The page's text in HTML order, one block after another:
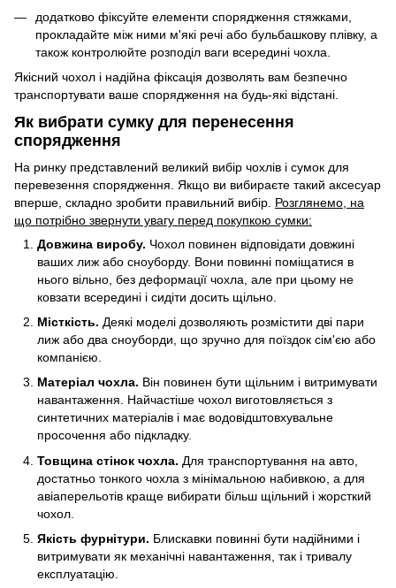
додатково фіксуйте елементи спорядження стяжками,
прокладайте між ними м'які речі або бульбашкову плівку, а
також контролюйте розподіл ваги всередині чохла.
Якісний чохол і надійна фіксація дозволять вам безпечно
транспортувати ваше спорядження на будь-які відстані.
Як вибрати сумку для перенесення
спорядження
На ринку представлений великий вибір чохлів і сумок для
перевезення спорядження. Якщо ви вибираєте такий аксесуар
вперше, складно зробити правильний вибір. Розглянемо, на
що потрібно звернути увагу перед покупкою сумки:
Довжина виробу. Чохол повинен відповідати довжині
ваших лиж або сноуборду. Вони повинні поміщатися в
нього вільно, без деформації чохла, але при цьому не
ковзати всередині і сидіти досить щільно.
Місткість. Деякі моделі дозволяють розмістити дві пари
лиж або два сноуборди, що зручно для поїздок сім'єю або
компанією.
Матеріал чохла. Він повинен бути щільним і витримувати
навантаження. Найчастіше чохол виготовляється з
синтетичних матеріалів і має водовідштовхувальне
просочення або підкладку.
Товщина стінок чохла. Для транспортування на авто,
достатньо тонкого чохла з мінімальною набивкою, а для
авіаперельотів краще вибирати більш щільний і жорсткий
чохол.
Якість фурнітури. Блискавки повинні бути надійними і
витримувати як механічні навантаження, так і тривалу
експлуатацію.